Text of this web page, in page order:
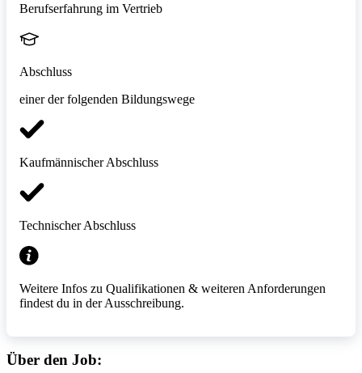
Berufserfahrung im Vertrieb
Abschluss
einer der folgenden Bildungswege
Kaufmännischer Abschluss
Technischer Abschluss
Weitere Infos zu Qualifikationen & weiteren Anforderungen
findest du in der Ausschreibung.
Über den Job: